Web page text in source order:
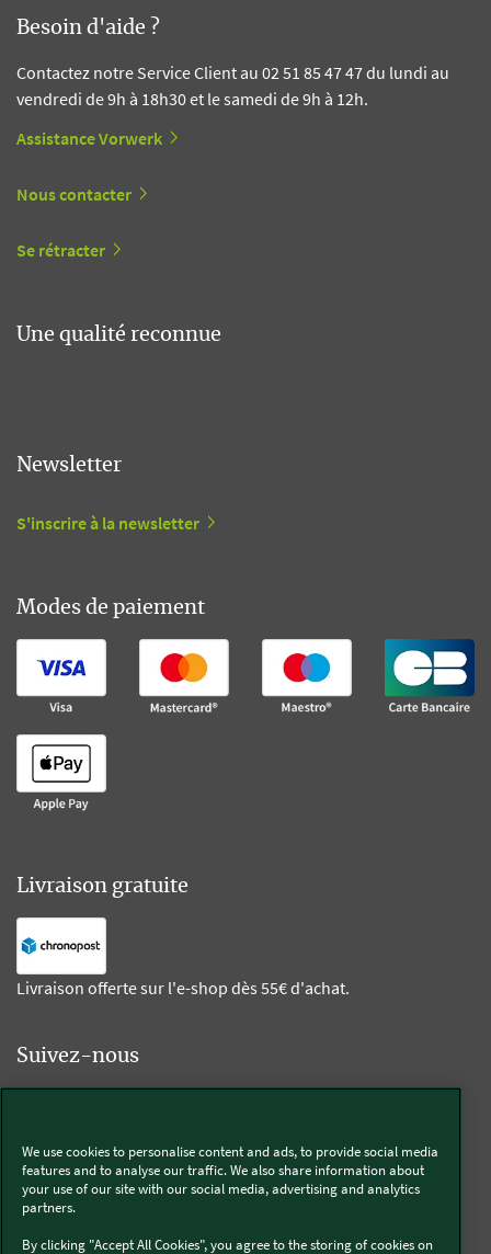
Besoin d'aide ?
Contactez notre Service Client au 02 51 85 47 47 du lundi au
vendredi de 9h à 18h30 et le samedi de 9h à 12h.
Assistance Vorwerk
Nous contacter
Se rétracter
Une qualité reconnue
Newsletter
S'inscrire à la newsletter
Modes de paiement
Livraison gratuite
Livraison offerte sur l'e-shop dès 55€ d'achat.
Suivez-nous
Thermomix®
We use cookies to personalise content and ads, to provide social media
features and to analyse our traffic. We also share information about
your use of our site with our social media, advertising and analytics
partners.
By clicking "Accept All Cookies", you agree to the storing of cookies on